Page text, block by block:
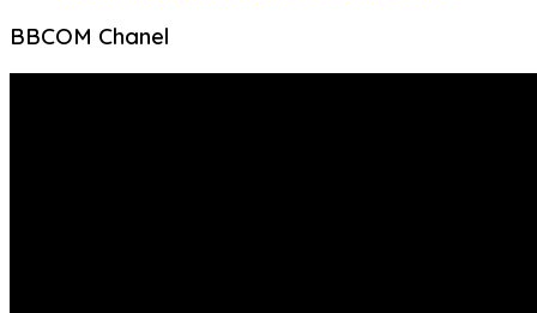
BBCOM Chanel